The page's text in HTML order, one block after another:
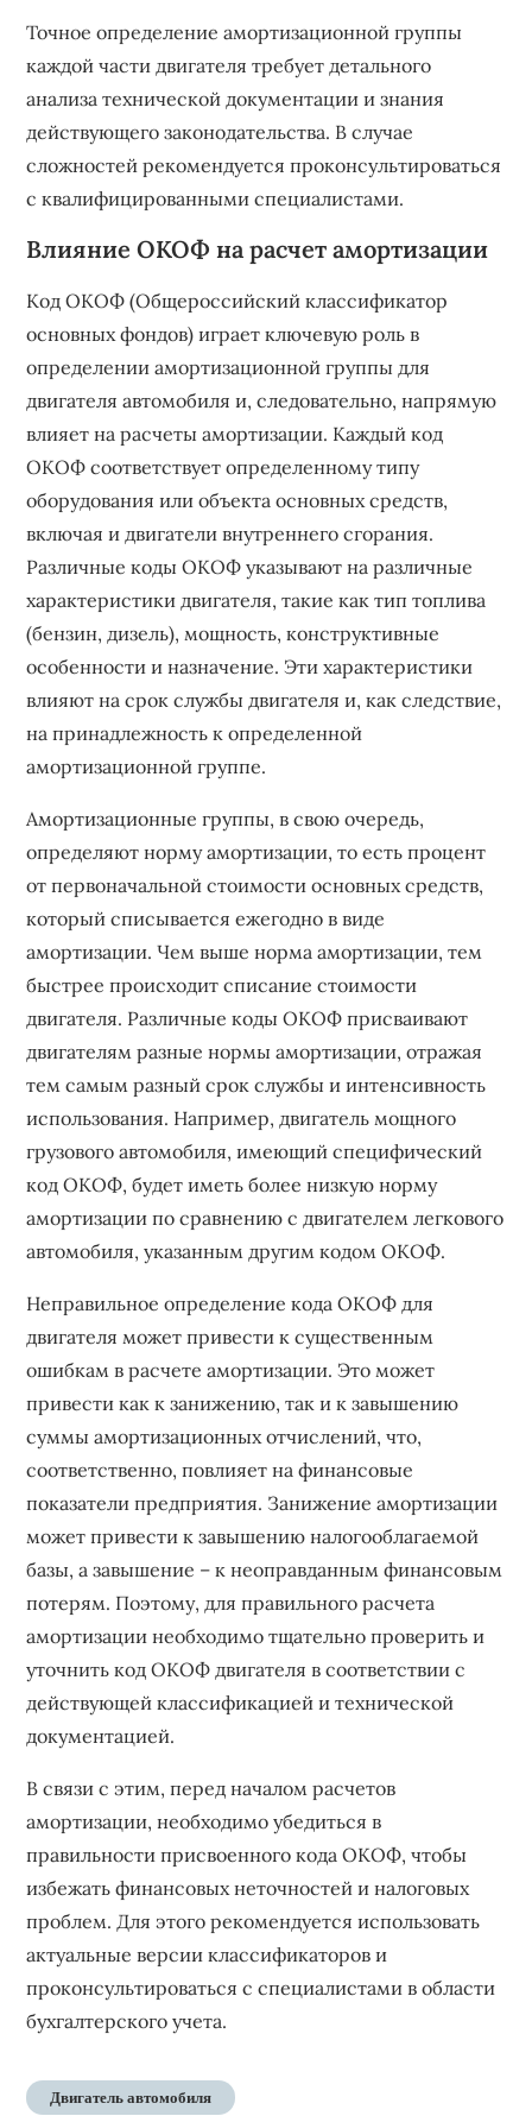
Точное определение амортизационной группы
каждой части двигателя требует детального
анализа технической документации и знания
действующего законодательства. В случае
сложностей рекомендуется проконсультироваться
с квалифицированными специалистами.
Влияние ОКОФ на расчет амортизации
Код ОКОФ (Общероссийский классификатор
основных фондов) играет ключевую роль в
определении амортизационной группы для
двигателя автомобиля и, следовательно, напрямую
влияет на расчеты амортизации. Каждый код
ОКОФ соответствует определенному типу
оборудования или объекта основных средств,
включая и двигатели внутреннего сгорания.
Различные коды ОКОФ указывают на различные
характеристики двигателя, такие как тип топлива
(бензин, дизель), мощность, конструктивные
особенности и назначение. Эти характеристики
влияют на срок службы двигателя и, как следствие,
на принадлежность к определенной
амортизационной группе.
Амортизационные группы, в свою очередь,
определяют норму амортизации, то есть процент
от первоначальной стоимости основных средств,
который списывается ежегодно в виде
амортизации. Чем выше норма амортизации, тем
быстрее происходит списание стоимости
двигателя. Различные коды ОКОФ присваивают
двигателям разные нормы амортизации, отражая
тем самым разный срок службы и интенсивность
использования. Например, двигатель мощного
грузового автомобиля, имеющий специфический
код ОКОФ, будет иметь более низкую норму
амортизации по сравнению с двигателем легкового
автомобиля, указанным другим кодом ОКОФ.
Неправильное определение кода ОКОФ для
двигателя может привести к существенным
ошибкам в расчете амортизации. Это может
привести как к занижению, так и к завышению
суммы амортизационных отчислений, что,
соответственно, повлияет на финансовые
показатели предприятия. Занижение амортизации
может привести к завышению налогооблагаемой
базы, а завышение – к неоправданным финансовым
потерям. Поэтому, для правильного расчета
амортизации необходимо тщательно проверить и
уточнить код ОКОФ двигателя в соответствии с
действующей классификацией и технической
документацией.
В связи с этим, перед началом расчетов
амортизации, необходимо убедиться в
правильности присвоенного кода ОКОФ, чтобы
избежать финансовых неточностей и налоговых
проблем. Для этого рекомендуется использовать
актуальные версии классификаторов и
проконсультироваться с специалистами в области
бухгалтерского учета.
Двигатель автомобиля